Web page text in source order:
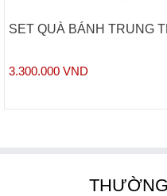
SET QUÀ BÁNH TRUNG
3.300.000 VND